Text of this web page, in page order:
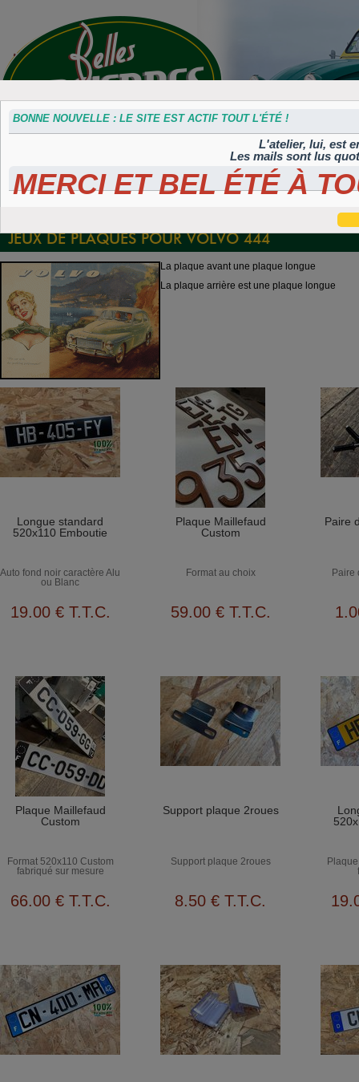
Accessoires
divers
Plaques 3D
Maillefaud et
Plaques
immatriculation
Plaques
autocollantes et
Plaques
peintes
BONNE NOUVELLE : LE SITE EST ACTIF TOUT L'ÉTÉ !
L'atelier, lui, est
Les mails sont lus
MERCI ET BEL ÉTÉ À
JEUX DE PLAQUES POUR VOLVO 444
La plaque avant une plaque longue
La plaque arrière est une plaque longue
Longue standard
520x110 Emboutie
Auto fond noir caractère Alu
ou Blanc
19.00 € T.T.C.
Plaque Maillefaud
Custom
Format au choix
59.00 € T.T.C.
Paire
Paire
1
Plaque Maillefaud
Custom
Format 520x110 Custom
fabriqué sur mesure
66.00 € T.T.C.
Support plaque 2roues
Support plaque 2roues
8.50 € T.T.C. 19